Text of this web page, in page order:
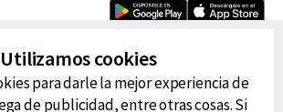
Utilizamos cookies
para darle la mejor experiencia de
de publicidad, entre otras cosas. Si